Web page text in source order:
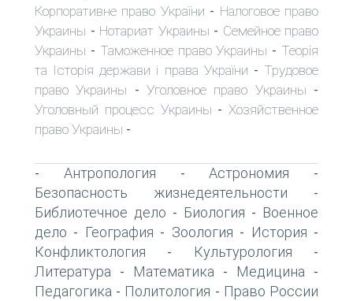
Корпоративне право України - Налоговое право
Украины - Нотариат Украины - Семейное право
Украины - Таможенное право Украины - Теорія
та Історія держави і права України - Трудовое
право Украины -Уголовное право Украины -
Уголовный процесс Украины - Хозяйственное
право Украины -
- Антропология -Астрономия -
Безопасность жизнедеятельности -
Библиотечное дело - Биология - Военное
дело - География - Зоология - История -
Конфликтология - Культурология -
Литература - Математика - Медицина -
Педагогика - Политология - Право России